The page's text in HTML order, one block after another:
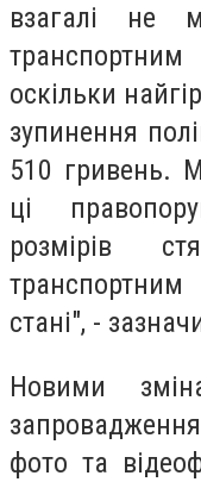
взагалі не
оскільки
зупинення
510 гривень.
ці
розмірів
стані", -
Новими
фото та